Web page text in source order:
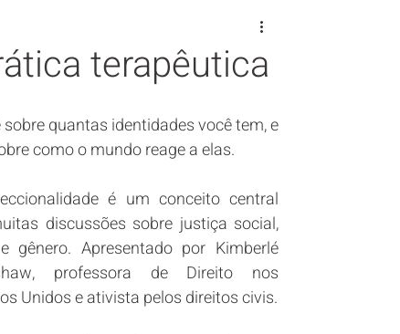
terapêutica
sobre quantas identidades você tem, e
como o mundo reage a elas.
é um conceito central
discussões sobre justiça social,
gênero. Apresentado por Kimberlé
professora de Direito nos
Unidos e ativista pelos direitos civis.